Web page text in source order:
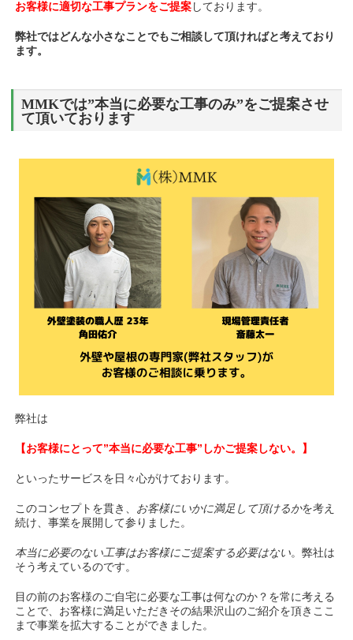
お客様に適切な工事プランをご提案しております。
弊社ではどんな小さなことでもご相談して頂ければと考えており
ます。
MMKでは”本当に必要な工事のみ”をご提案させ
て頂いております
弊社は
【お客様にとって”本当に必要な工事”しかご提案しない。】
といったサービスを日々心がけております。
このコンセプトを貫き、 お客様にいかに満足して頂けるかを考え
続け、事業を展開して参りました。
本当に必要のない工事はお客様にご提案する必要はない。弊社は
そう考えているのです。
目の前のお客様のご自宅に必要な工事は何なのか？を常に考える
ことで、お客様に満足いただきその結果沢山のご紹介を頂きここ
まで事業を拡大することができました。